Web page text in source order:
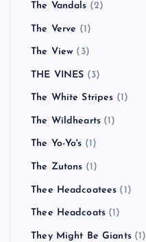
The Vandals (2)
The Verve (1)
The View (3)
THE VINES (3)
The White Stripes (1)
The Wildhearts (1)
The Yo-Yo's (1)
The Zutons (1)
Thee Headcoatees (1)
Thee Headcoats (1)
They Might Be Giants(1)